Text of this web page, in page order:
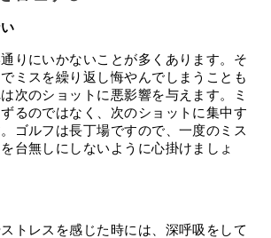
りにいかないことが多くあります。そ
ミスを繰り返し悔やんでしまうことも
次のショットに悪影響を与えます。ミ
るのではなく、次のショットに集中す
ゴルフは長丁場ですので、一度のミス
台無しにしないように心掛けましょ
トレスを感じた時には、深呼吸をして